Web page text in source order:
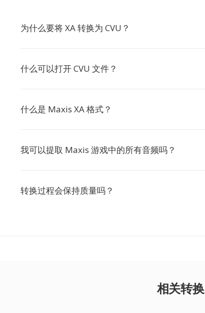
为什么要将 XA 转换为 CVU？
什么可以打开 CVU 文件？
什么是 Maxis XA 格式？
我可以提取 Maxis 游戏中的所有音频吗？
转换过程会保持质量吗？
相关转换